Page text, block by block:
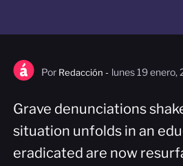
Por Redacción - lunes 19
Grave denunciations
situation unfolds in an
eradicated are now